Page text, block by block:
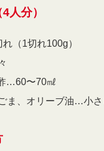
人分）
（1切れ100g）
…60〜70㎖
ま、オリーブ油…小さ